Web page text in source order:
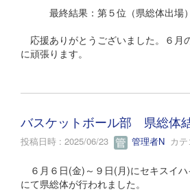
最終結果：第５位（県総体出場）
応援ありがとうございました。６月
に頑張ります。
バスケットボール部 県総体
投稿日時 : 2025/06/23 管理者N カ
６月６日(金)～９日(月)にセキスイ
にて県総体が行われました。